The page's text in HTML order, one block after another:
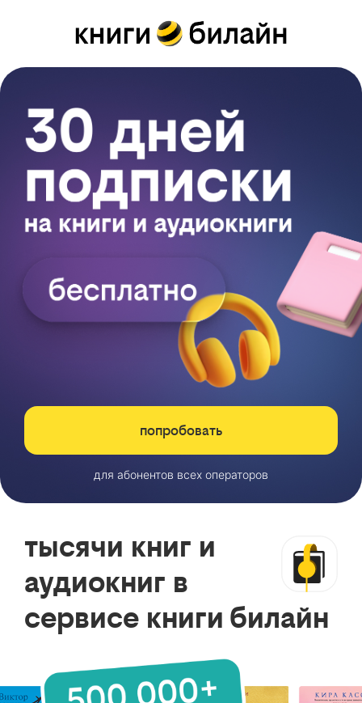
попробовать
для абонентов всех операторов
тысячи книг и
аудиокниг в
сервисе книги билайн